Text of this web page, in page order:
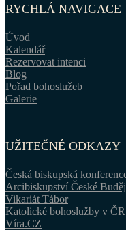
RYCHLÁ NAVIGACE
Úvod
Kalendář
Rezervovat intenci
Blog
Pořad bohoslužeb
Galerie
UŽITEČNÉ ODKAZY
Česká biskupská
Arcibiskupství České
Vikariát Tábor
Katolické bohoslužby v ČR
Víra.CZ